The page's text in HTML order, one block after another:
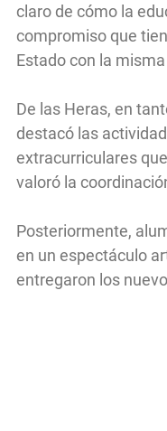
claro de cómo la
compromiso que
Estado con la
De las Heras, en
destacó las
extracurriculares
valoró la
Posteriormente,
en un espectáculo
entregaron los